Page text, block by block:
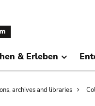
& Erleben
archives and libraries